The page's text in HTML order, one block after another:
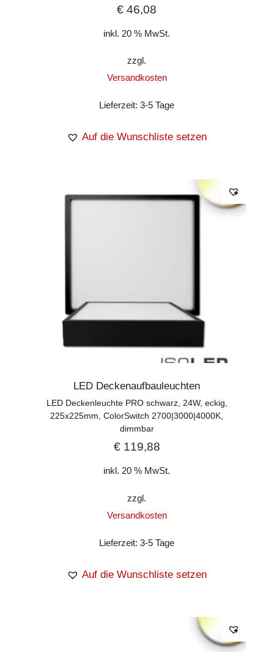
€ 46,08
inkl. 20 % MwSt.
zzgl.
Versandkosten
Lieferzeit:3-5 Tage
Auf die Wunschliste setzen
LED Deckenaufbauleuchten
LED Deckenleuchte PRO schwarz, 24W, eckig,
225x225mm, ColorSwitch 2700|3000|4000K,
dimmbar
€119,88
inkl. 20 % MwSt.
zzgl.
Versandkosten
Lieferzeit:3-5 Tage
Auf die Wunschliste setzen